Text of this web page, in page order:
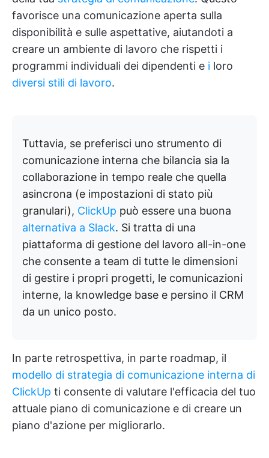
favorisce una comunicazione aperta sulla
disponibilità e sulle aspettative, aiutandoti a
creare un ambiente di lavoro che rispetti i
programmi individuali dei dipendenti e i loro
diversi stili di lavoro.
Tuttavia, se preferisci uno strumento di
comunicazione interna che bilancia sia la
collaborazione in tempo reale che quella
asincrona (e impostazioni di stato più
granulari), ClickUp può essere una buona
alternativa a Slack. Si tratta di una
piattaforma di gestione del lavoro all-in-one
che consente a team di tutte le dimensioni
di gestire i propri progetti, le comunicazioni
interne, la knowledge base e persino il CRM
da un unico posto.
In parte retrospettiva, in parte roadmap, il
modello di strategia di comunicazione interna di
ClickUp ti consente di valutare l'efficacia del tuo
attuale piano di comunicazione e di creare un
piano d'azione per migliorarlo.